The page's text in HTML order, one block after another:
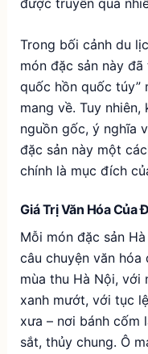
Trong bối cảnh du
món đặc sản này
quốc hồn quốc túy”
mang về. Tuy
nguồn gốc, ý nghĩa
đặc sản này một
chính là mục đích
Giá Trị Văn Hóa Của
Mỗi món đặc sản
câu chuyện văn hóa
mùa thu Hà Nội, với
xanh mướt, với tục
xưa – nơi bánh cốm
sắt, thủy chung. Ô